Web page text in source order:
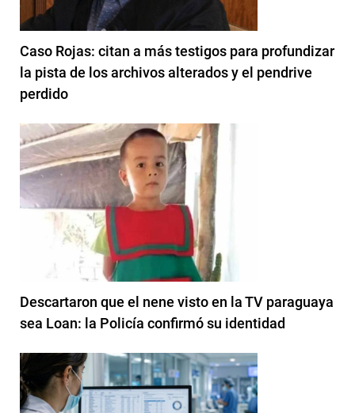
Caso Rojas: citan a más testigos para profundizar
la pista de los archivos alterados y el pendrive
perdido
Descartaron que el nene visto en la TV paraguaya
sea Loan: la Policía confirmó su identidad